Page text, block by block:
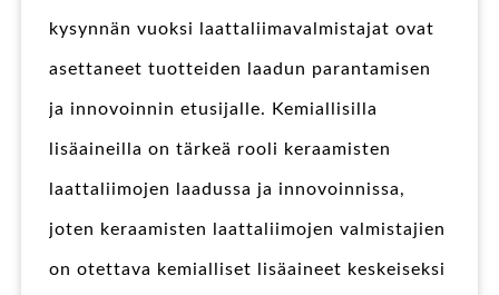
kysynnän vuoksi laattaliimavalmistajat ovat
asettaneet tuotteiden laadun parantamisen
ja innovoinnin etusijalle. Kemiallisilla
lisäaineilla on tärkeä rooli keraamisten
laattaliimojen laadussa ja innovoinnissa,
joten keraamisten laattaliimojen valmistajien
on otettava kemialliset lisäaineet keskeiseksi